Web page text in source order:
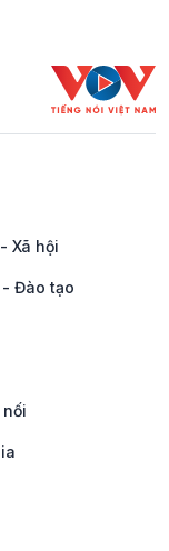
Xã hội
- Đào tạo
nối